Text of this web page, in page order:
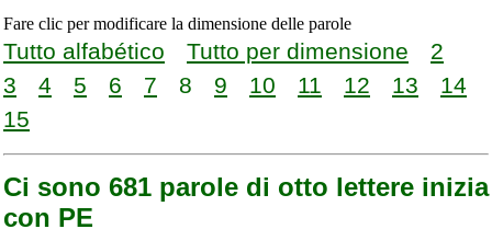
Fare clic per modificare la dimensione delle parole
Tutto alfabético Tutto per dimensione
2
3
4 5 6 7 8 9 10 11 12 13
14
15
Ci sono 681 parole di otto lettere inizia
con PE